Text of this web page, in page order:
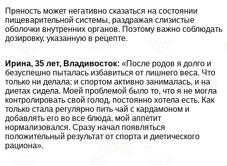
Пряность может негативно сказаться на состоянии
пищеварительной системы, раздражая слизистые
оболочки внутренних органов. Поэтому важно соблюдать
дозировку, указанную в рецепте.
Ирина, 35 лет, Владивосток: «После родов я долго и
безуспешно пыталась избавиться от лишнего веса. Что
только ни делала: и спортом активно занималась, и на
диетах сидела. Моей проблемой было то, что я не могла
контролировать свой голод, постоянно хотела есть. Как
только стала регулярно пить чай с кардамоном и
добавлять его во все блюда, мой аппетит
нормализовался. Сразу начал появляться
положительный результат от спорта и диетического
рациона».